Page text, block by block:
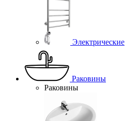
Электрические
Раковины
Раковины